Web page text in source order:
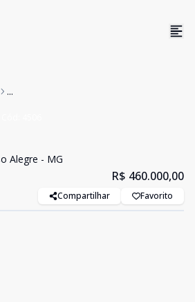
...
Alegre - MG
R$ 460.000,00
Compartilhar Favorito